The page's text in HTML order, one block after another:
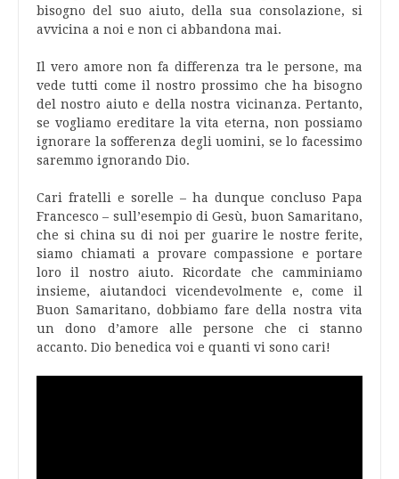
bisogno del suo aiuto, della sua consolazione, si
avvicina a noi e non ci abbandona mai.
Il vero amore non fa differenza tra le persone, ma
vede tutti come il nostro prossimo che ha bisogno
del nostro aiuto e della nostra vicinanza. Pertanto,
se vogliamo ereditare la vita eterna, non possiamo
ignorare la sofferenza degli uomini, se lo facessimo
saremmo ignorando Dio.
Cari fratelli e sorelle – ha dunque concluso Papa
Francesco – sull’esempio di Gesù, buon Samaritano,
che si china su di noi per guarire le nostre ferite,
siamo chiamati a provare compassione e portare
loro il nostro aiuto. Ricordate che camminiamo
insieme, aiutandoci vicendevolmente e, come il
Buon Samaritano, dobbiamo fare della nostra vita
un dono d’amore alle persone che ci stanno
accanto. Dio benedica voi e quanti vi sono cari!